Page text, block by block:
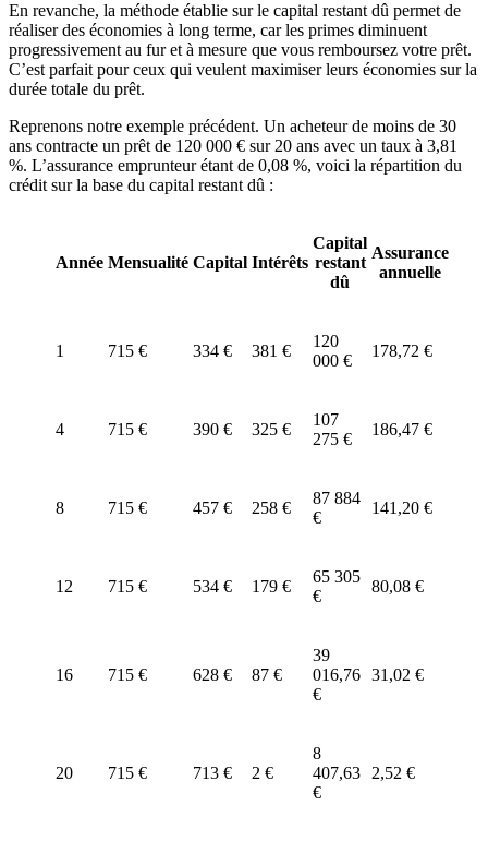
En revanche, la méthode établie sur le capital restant dû permet de
réaliser des économies à long terme, car les primes diminuent
progressivement au fur et à mesure que vous remboursez votre prêt.
C’est parfait pour ceux qui veulent maximiser leurs économies sur la
durée totale du prêt.
Reprenons notre exemple précédent. Un acheteur de moins de 30
ans contracte un prêt de 120 000 € sur 20 ans avec un taux à 3,81
%. L’assurance emprunteur étant de 0,08 %, voici la répartition du
crédit sur la base du capital restant dû :
Année Mensualité Capital Intérêts
Capital
restant
dû
Assurance
annuelle
1 715 € 334 € 381 €
120
000 €
178,72 €
4 715 € 390 € 325 €
107
275 €
186,47 €
8 715 € 457 € 258 €
87 884
€
141,20 €
12 715 € 534 € 179 €
65 305
€
80,08 €
16 715 € 628 € 87 €
39
016,76
€
31,02 €
20 715 € 713 € 2 €
8
407,63
€
2,52 €